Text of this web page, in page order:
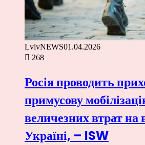
LvivNEWS01.04.2026
268
Росія проводить
примусову
величезних втрат на
Україні, – ISW